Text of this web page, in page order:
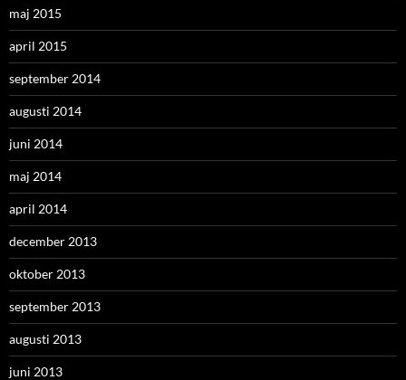
maj 2015
april 2015
september 2014
augusti 2014
juni 2014
maj 2014
april 2014
december 2013
oktober 2013
september 2013
augusti 2013
juni 2013